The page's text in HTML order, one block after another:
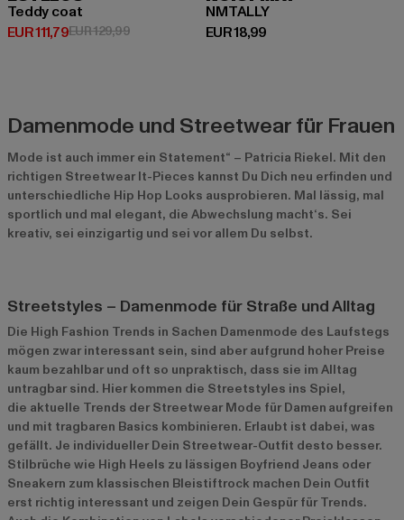
Teddy coat
EUR 111,79
Derzeitiger Preis: EUR 111,79
EUR 129,99Aktionspreis: EUR 129,99
NMTALLY
EUR 18,99
Derzeitiger Preis: EUR 18,99
Damenmode und Streetwear für Frauen
Mode ist auch immer ein Statement“ – Patricia Riekel. Mit den
richtigen Streetwear It-Pieces kannst Du Dich neu erfinden und
unterschiedliche Hip Hop Looks ausprobieren. Mal lässig, mal
sportlich und mal elegant, die Abwechslung macht‘s. Sei
kreativ, sei einzigartig und sei vor allem Du selbst.
Streetstyles – Damenmode für Straße und Alltag
Die High Fashion Trends in Sachen Damenmode des Laufstegs
mögen zwar interessant sein, sind aber aufgrund hoher Preise
kaum bezahlbar und oft so unpraktisch, dass sie im Alltag
untragbar sind. Hier kommen die Streetstyles ins Spiel,
die aktuelle Trends der Streetwear Mode für Damen aufgreifen
und mit tragbaren Basics kombinieren. Erlaubt ist dabei, was
gefällt. Je individueller Dein Streetwear-Outfit desto besser.
Stilbrüche wie High Heels zu lässigen Boyfriend Jeans oder
Sneakern zum klassischen Bleistiftrock machen Dein Outfit
erst richtig interessant und zeigen Dein Gespür für Trends.